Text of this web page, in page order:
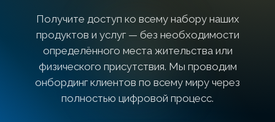
Получите доступ ко всему набору наших
продуктов и услуг — без необходимости
определённого места жительства или
физического присутствия. Мы проводим
онбординг клиентов по всему миру через
полностью цифровой процесс.